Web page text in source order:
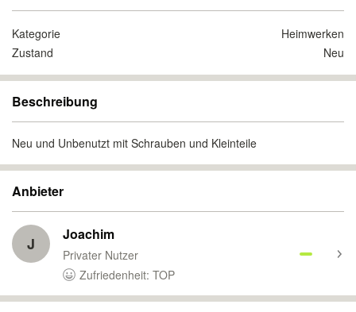
Kategorie
Heimwerken
Zustand
Neu
Beschreibung
Neu und Unbenutzt mit Schrauben und Kleinteile
Anbieter
J Joachim
Privater Nutzer
Zufriedenheit: TOP